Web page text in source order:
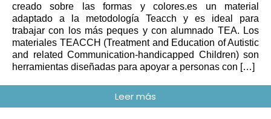
creado sobre las formas y colores.es un material
adaptado a la metodología Teacch y es ideal para
trabajar con los más peques y con alumnado TEA. Los
materiales TEACCH (Treatment and Education of Autistic
and related Communication-handicapped Children) son
herramientas diseñadas para apoyar a personas con […]